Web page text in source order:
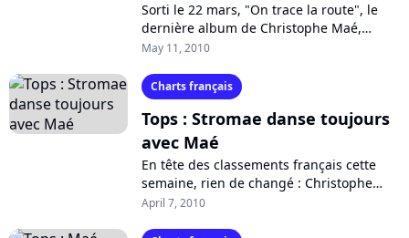
Sorti le 22 mars, "On trace la route", le
dernière album de Christophe Maé,
dévoile son troisième single. Toujours
May 11, 2010
Charts français
Tops : Stromae danse toujours
avec Maé
En tête des classements français cette
semaine, rien de changé : Christophe
Maé se paie toujours le luxe de devancer
April 7, 2010